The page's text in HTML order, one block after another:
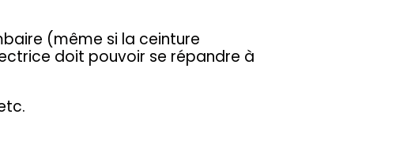
(même si la ceinture
doit pouvoir se répandre à